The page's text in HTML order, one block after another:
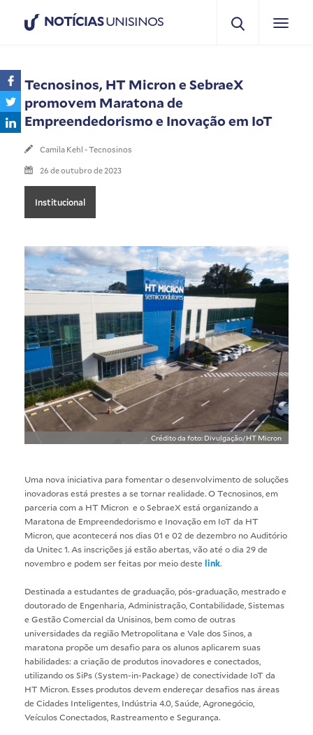
NOTÍCIASUNISINOS
Tecnosinos, HT Micron e SebraeX
promovem Maratona de
Empreendedorismo e Inovação em IoT
Camila Kehl - Tecnosinos
26 de outubro de 2023
Institucional
Crédito da foto: Divulgação/HT Micron
Uma nova iniciativa para fomentar o desenvolvimento de soluções
inovadoras está prestes a se tornar realidade. O Tecnosinos, em
parceria com a HT Micron e o SebraeX está organizando a
Maratona de Empreendedorismo e Inovação em IoT da HT
Micron, que acontecerá nos dias 01 e 02 de dezembro no Auditório
da Unitec 1. As inscrições já estão abertas, vão até o dia 29 de
novembro e podem ser feitas por meio deste link.
Destinada a estudantes de graduação, pós-graduação, mestrado e
doutorado de Engenharia, Administração, Contabilidade, Sistemas
e Gestão Comercial da Unisinos, bem como de outras
universidades da região Metropolitana e Vale dos Sinos, a
maratona propõe um desafio para os alunos aplicarem suas
habilidades: a criação de produtos inovadores e conectados,
utilizando os SiPs (System-in-Package) de conectividade IoT da
HT Micron. Esses produtos devem endereçar desafios nas áreas
de Cidades Inteligentes, Indústria 4.0, Saúde, Agronegócio,
Veículos Conectados, Rastreamento e Segurança.